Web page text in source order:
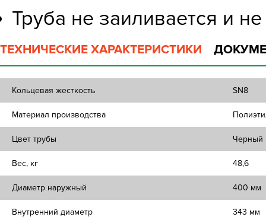
Труба не заиливается и
ТЕХНИЧЕСКИЕ ХАРАКТЕРИСТИКИ
Кольцевая жесткость SN8
Материал производства
Цвет трубы Черный
Вес, кг 48,6
Диаметр наружный 400 мм
Внутренний диаметр 343 мм